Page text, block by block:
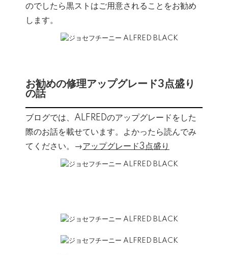
のでしたら黒ストはご用意されることをお勧め
します。
お勧めの修理アップグレード3点盛り
の話
ブログでは、ALFREDのアップグレードをした
際のお話を載せています。よかったら読んでみ
てください。→アップグレード3点盛り